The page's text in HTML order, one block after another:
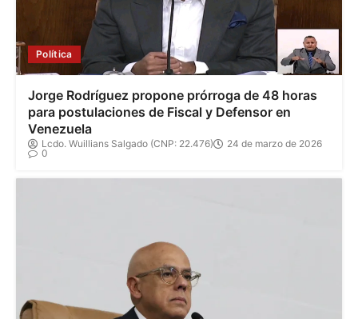
Política
Jorge Rodríguez propone prórroga de 48 horas
para postulaciones de Fiscal y Defensor en
Venezuela
Lcdo. Wuillians Salgado (CNP: 22.476)
24 de marzo de 2026
0